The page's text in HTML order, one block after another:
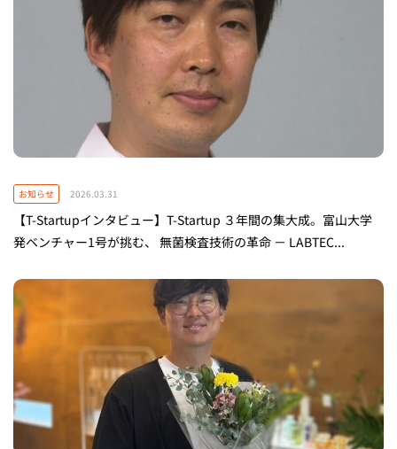
お知らせ 2026.03.31
【T-Startupインタビュー】T-Startup ３年間の集大成。富山大学
発ベンチャー1号が挑む、 無菌検査技術の革命 － LABTEC...